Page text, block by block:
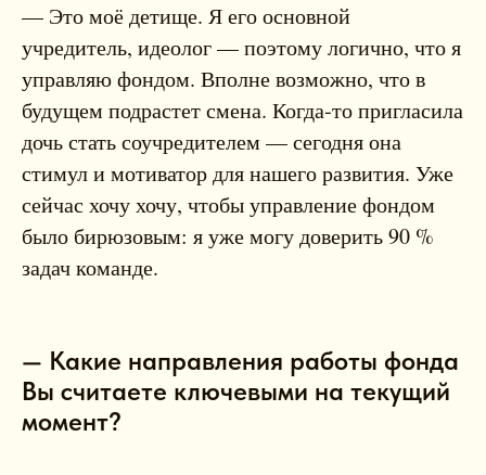
— Это моё детище. Я его основной
учредитель, идеолог — поэтому логично, что я
управляю фондом. Вполне возможно, что в
будущем подрастет смена. Когда‑то пригласила
дочь стать соучредителем — сегодня она
стимул и мотиватор для нашего развития. Уже
сейчас хочу хочу, чтобы управление фондом
было бирюзовым: я уже могу доверить 90 %
задач команде.
— Какие направления работы фонда
Вы считаете ключевыми на текущий
момент?